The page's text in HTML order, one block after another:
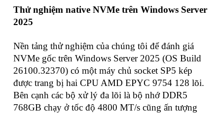
Thử nghiệm native NVMe trên Windows Server
2025
Nền tảng thử nghiệm của chúng tôi để đánh giá
NVMe gốc trên Windows Server 2025 (OS Build
26100.32370) có một máy chủ socket SP5 kép
được trang bị hai CPU AMD EPYC 9754 128 lõi.
Bên cạnh các bộ xử lý đa lõi là bộ nhớ DDR5
768GB chạy ở tốc độ 4800 MT/s cũng ấn tượng